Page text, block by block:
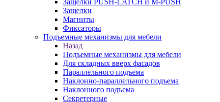
Защелки PUSH-LATCH и M-PUSH
Защелки
Магниты
Фиксаторы
Подъемные механизмы для мебели
Назад
Подъемные механизмы для мебели
Для складных вверх фасадов
Параллельного подъема
Наклонно-параллельного подъема
Наклонного подъема
Секретерные